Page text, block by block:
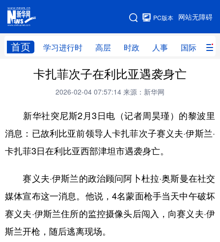
网站无障碍
PC版本
首页 学习进行时 高层 时政 人事 国际 财
网站地图
学习进行时 高层 时政 人事
财经 网评
台湾 思客智库 全球连线 教育
科技 科创 量子 体育
文化 书画 健康
访谈 视频 图片 政务
法律 中央文件 金融 汽车
食品 人居 信息化 数字经济
学术中国 乡村振兴
卡扎菲次子在利比亚遇袭身亡
2026-02-04 07:57:14 来源：新华网
新华社突尼斯2月3日电（记者周昊瑾）的黎波里
消息：已故利比亚前领导人卡扎菲次子赛义夫·伊斯兰·
卡扎菲3日在利比亚西部津坦市遇袭身亡。
赛义夫·伊斯兰的政治顾问阿卜杜拉·奥斯曼在社交
媒体宣布这一消息。他说，4名蒙面枪手当天中午破坏
赛义夫·伊斯兰住所的监控摄像头后闯入，向赛义夫·伊
斯兰开枪，随后逃离现场。